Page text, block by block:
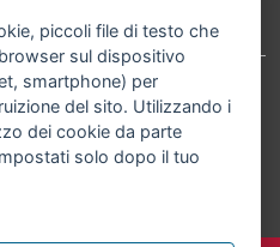
dati personali Note legali
Tutti i diritti riservati.
piccoli file di testo che
sul dispositivo
smartphone) per
del sito. Utilizzando i
dei cookie da parte
solo dopo il tuo